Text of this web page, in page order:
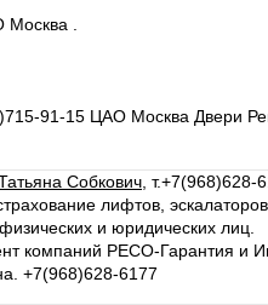
.
91-15 ЦАО Москва Двери
Собкович , т.+7(968)628-
лифтов,
и юридических лиц.
компаний РЕСО-Гарантия
+7(968)628-6177